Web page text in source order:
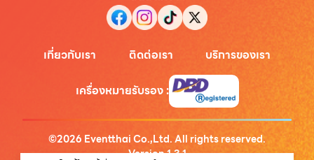
เกี่ยวกับเรา ติดต่อเรา บริการของเรา
เครื่องหมายรับรอง:
©2026 Eventthai Co.,Ltd. All rights reserved.
Version1.3.1